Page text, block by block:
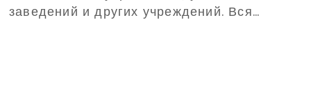
заведений и других учреждений. Вся